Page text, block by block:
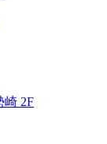
崎 2F